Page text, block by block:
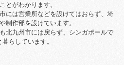
とがわかります。
には営業所などを設けてはおらず、埼
制作部を設けています。
北九州市には戻らず、シンガポールで
らしています。